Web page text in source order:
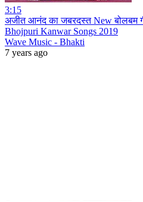
3:15
अजीत आनंद का जबरदस्त New बोलबम
Bhojpuri Kanwar Songs 2019
Wave Music - Bhakti
7 years ago